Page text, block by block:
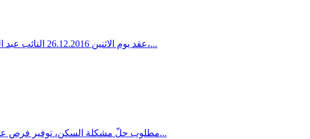
عقد يوم الاثنين 26.12.2016 النائب عبد الحكيم حاج اجتماعا خاصا مع المديرة العامة لوزارة القضاء ايمي بالمور وطاقمها المسؤول عن عملية تسجيل الاراضي في الطابو،...
مطلوب حلّ مشكلة السكن، توفير فرص عمل للنساء والشباب، السماح لضحايا قانون المواطنة بالعمل، تنظيم السيولة النقدية وعمل المصارف في المجتمع العربي وتوفير...